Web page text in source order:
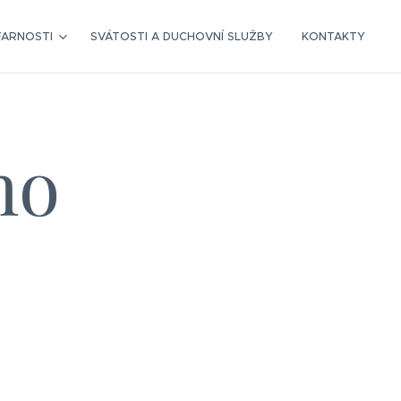
SVÁTOSTI A DUCHOVNÍ SLUŽBY KONTAKTY